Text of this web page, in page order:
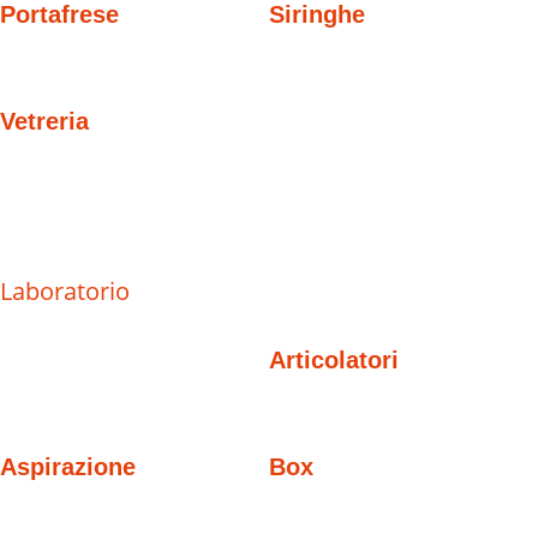
Portafrese Siringhe
Vetreria
Laboratorio
Articolatori
Aspirazione Box